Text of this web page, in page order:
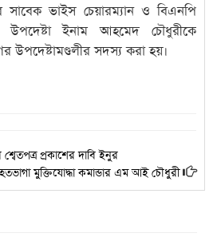
ভাইস চেয়ারম্যান ও বিএনপি
উপদেষ্টা ইনাম আহমেদ চৌধুরীকে
উপদেষ্টামণ্ডলীর সদস্য করা হয়।
প্রকাশের দাবি ইনুর
মুক্তিযোদ্ধা কমান্ডার এম আই চৌধুরী